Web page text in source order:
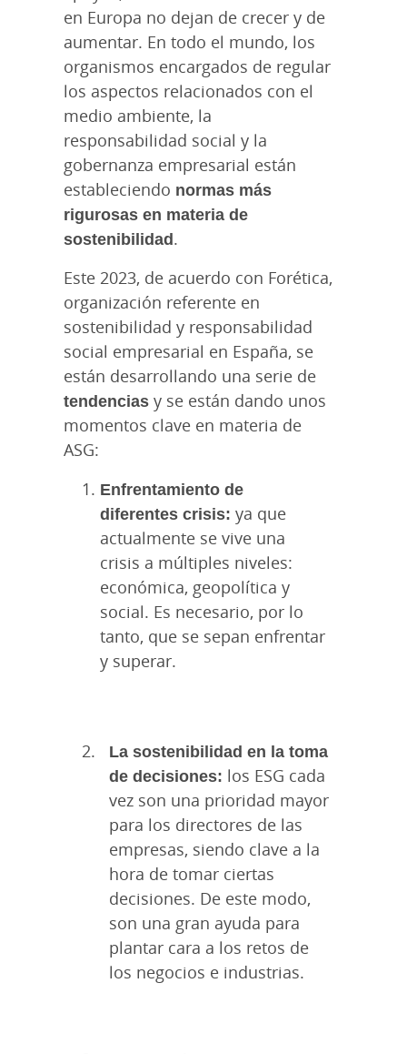
en Europa no dejan de crecer y de
aumentar. En todo el mundo, los
organismos encargados de regular
los aspectos relacionados con el
medio ambiente, la
responsabilidad social y la
gobernanza empresarial están
estableciendo normas más
rigurosas en materia de
sostenibilidad.
Este 2023, de acuerdo con Forética,
organización referente en
sostenibilidad y responsabilidad
social empresarial en España, se
están desarrollando una serie de
tendencias y se están dando unos
momentos clave en materia de
ASG:
Enfrentamiento de
diferentes crisis: ya que
actualmente se vive una
crisis a múltiples niveles:
económica, geopolítica y
social. Es necesario, por lo
tanto, que se sepan enfrentar
y superar.
La sostenibilidad en la toma
de decisiones: los ESG cada
vez son una prioridad mayor
para los directores de las
empresas, siendo clave a la
hora de tomar ciertas
decisiones. De este modo,
son una gran ayuda para
plantar cara a los retos de
los negocios e industrias.